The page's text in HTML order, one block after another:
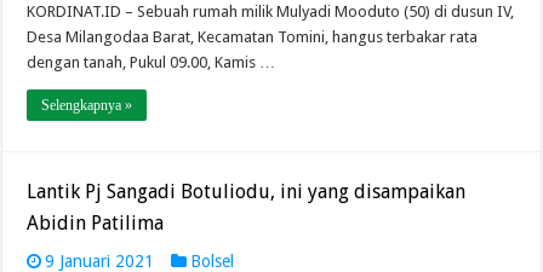
KORDINAT.ID – Sebuah rumah milik Mulyadi Mooduto (50) di dusun IV,
Desa Milangodaa Barat, Kecamatan Tomini, hangus terbakar rata
dengan tanah, Pukul 09.00, Kamis …
Selengkapnya »
Lantik Pj Sangadi Botuliodu, ini yang disampaikan
Abidin Patilima
9 Januari 2021 Bolsel